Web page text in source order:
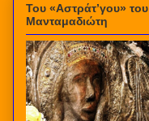
Του «Αστράτ’γου» του
Μανταμαδιώτη